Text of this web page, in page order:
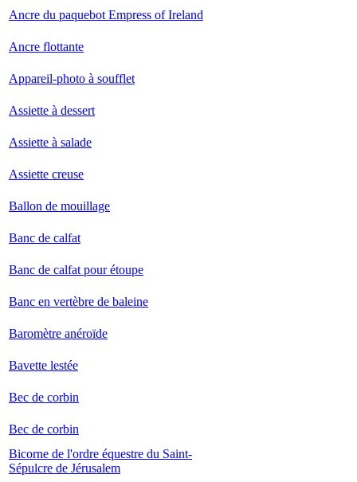
Ancre du paquebot Empress of Ireland
Ancre flottante
Appareil-photo à soufflet
Assiette à dessert
Assiette à salade
Assiette creuse
Ballon de mouillage
Banc de calfat
Banc de calfat pour étoupe
Banc en vertèbre de baleine
Baromètre anéroïde
Bavette lestée
Bec de corbin
Bec de corbin
Bicorne de l'ordre équestre du Saint-
Sépulcre de Jérusalem